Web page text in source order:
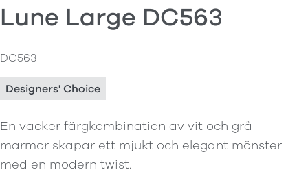
Lune Large DC563
DC563
Designers' Choice
En vacker färgkombination av vit och grå
marmor skapar ett mjukt och elegant mönster
med en modern twist.